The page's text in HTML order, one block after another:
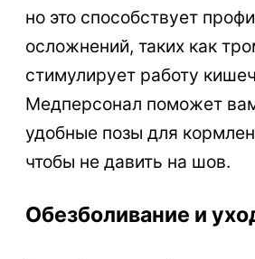
но это способствует
осложнений, таких как
стимулирует работу
Медперсонал поможет
удобные позы для
чтобы не давить на шов.
Обезболивание и